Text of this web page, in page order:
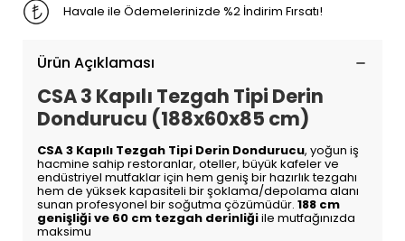
Havale ile Ödemelerinizde %2 İndirim Fırsatı!
Ürün Açıklaması
CSA 3 Kapılı Tezgah Tipi Derin
Dondurucu (188x60x85 cm)
CSA 3 Kapılı Tezgah Tipi Derin Dondurucu, yoğun iş
hacmine sahip restoranlar, oteller, büyük kafeler ve
endüstriyel mutfaklar için hem geniş bir hazırlık tezgahı
hem de yüksek kapasiteli bir şoklama/depolama alanı
sunan profesyonel bir soğutma çözümüdür. 188 cm
genişliği ve 60 cm tezgah derinliğiile mutfağınızda
maksimu